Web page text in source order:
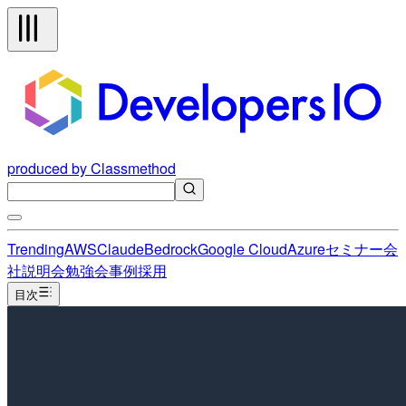
produced by Classmethod
TrendingAWSClaudeBedrockGoogle CloudAzureセミナー会
社説明会勉強会事例採用
目次